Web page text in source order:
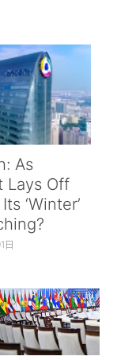
As
Lays Off
‘Winter’
日